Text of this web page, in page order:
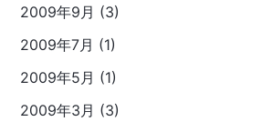
2009年9月 (3)
2009年7月 (1)
2009年5月 (1)
2009年3月 (3)